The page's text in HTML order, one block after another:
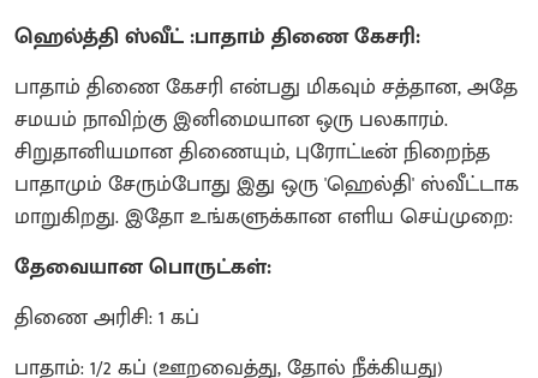
ஹெல்த்தி ஸ்வீட் :பாதாம் திணை கேசரி:
பாதாம் திணை கேசரி என்பது மிகவும் சத்தான, அதே
சமயம் நாவிற்கு இனிமையான ஒரு பலகாரம்.
சிறுதானியமான திணையும், புரோட்டீன் நிறைந்த
பாதாமும் சேரும்போது இது ஒரு 'ஹெல்தி' ஸ்வீட்டாக
மாறுகிறது. இதோ உங்களுக்கான எளிய செய்முறை:
தேவையான பொருட்கள்:
திணை அரிசி: 1 கப்
பாதாம்: 1/2 கப் (ஊறவைத்து, தோல் நீக்கியது)